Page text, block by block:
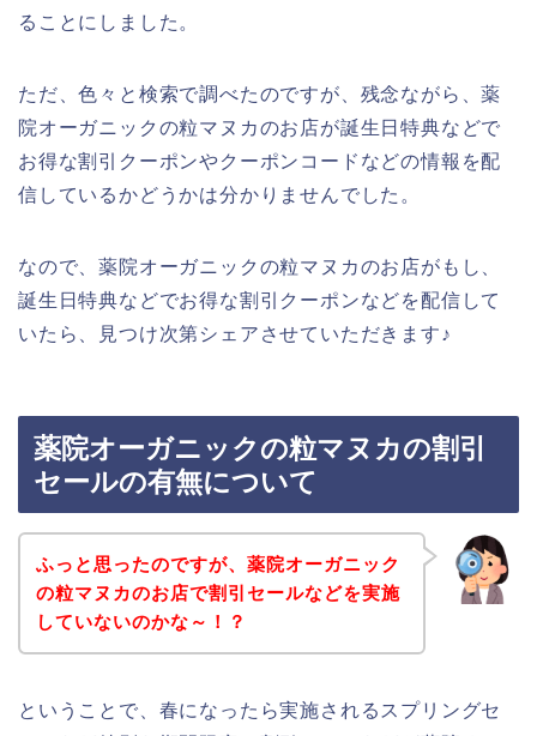
ることにしました。
ただ、色々と検索で調べたのですが、残念ながら、薬
院オーガニックの粒マヌカのお店が誕生日特典などで
お得な割引クーポンやクーポンコードなどの情報を配
信しているかどうかは分かりませんでした。
なので、薬院オーガニックの粒マヌカのお店がもし、
誕生日特典などでお得な割引クーポンなどを配信して
いたら、見つけ次第シェアさせていただきます♪
薬院オーガニックの粒マヌカの割引
セールの有無について
ふっと思ったのですが、薬院オーガニック
の粒マヌカのお店で割引セールなどを実施
していないのかな～！？
ということで、春になったら実施されるスプリングセ